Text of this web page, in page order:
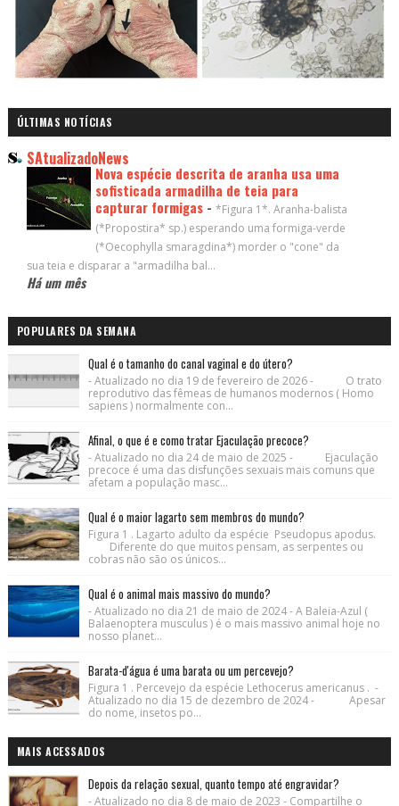
ÚLTIMAS NOTÍCIAS
SAtualizadoNews
Nova espécie descrita de aranha usa uma
sofisticada armadilha de teia para
capturar formigas - *Figura 1*. Aranha-balista
(*Propostira* sp.) esperando uma formiga-verde
(*Oecophylla smaragdina*) morder o "cone" da
sua teia e disparar a "armadilha bal...
Há um mês
POPULARES DA SEMANA
Qual é o tamanho do canal vaginal e do útero?
- Atualizado no dia 19 de fevereiro de 2026 - O trato
reprodutivo das fêmeas de humanos modernos ( Homo
sapiens ) normalmente con...
Afinal, o que é e como tratar Ejaculação precoce?
- Atualizado no dia 24 de maio de 2025 - Ejaculação
precoce é uma das disfunções sexuais mais comuns que
afetam a população masc...
Qual é o maior lagarto sem membros do mundo?
Figura 1 . Lagarto adulto da espécie Pseudopus apodus.
Diferente do que muitos pensam, as serpentes ou
cobras não são os únicos...
Qual é o animal mais massivo do mundo?
- Atualizado no dia 21 de maio de 2024 - A Baleia-Azul (
Balaenoptera musculus ) é o mais massivo animal hoje no
nosso planet...
Barata-d'água é uma barata ou um percevejo?
Figura 1 . Percevejo da espécie Lethocerus americanus . -
Atualizado no dia 15 de dezembro de 2024 - Apesar
do nome, insetos po...
MAIS ACESSADOS
Depois da relação sexual, quanto tempo até engravidar?
- Atualizado no dia 8 de maio de 2023 - Compartilhe o